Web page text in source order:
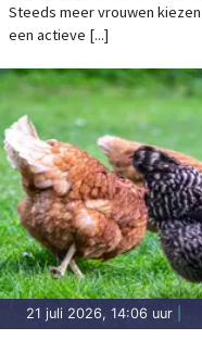
Steeds meer vrouwen
een actieve [...]
21 juli 2026, 14:06 uur